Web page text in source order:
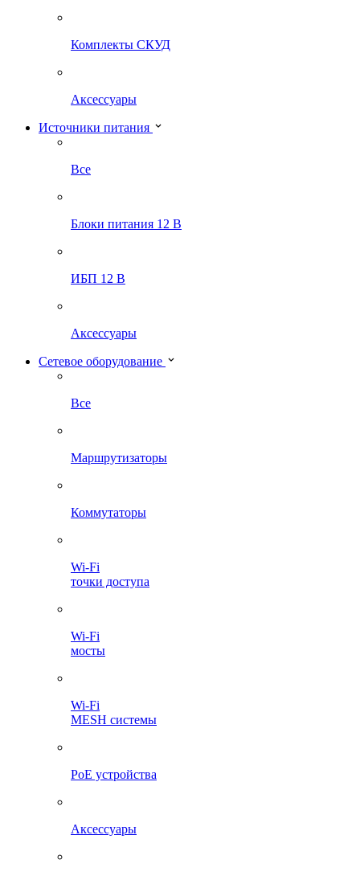
Комплекты СКУД
Аксессуары
Источники питания
Все
Блоки питания 12 В
ИБП 12 В
Аксессуары
Сетевое оборудование
Все
Маршрутизаторы
Коммутаторы
Wi-Fi
точки доступа
Wi-Fi
мосты
Wi-Fi
MESH системы
PoE устройства
Аксессуары